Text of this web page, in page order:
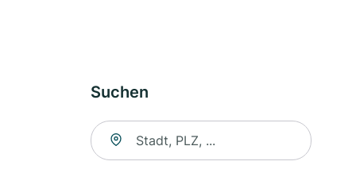
Suchen
Suche nach Ort